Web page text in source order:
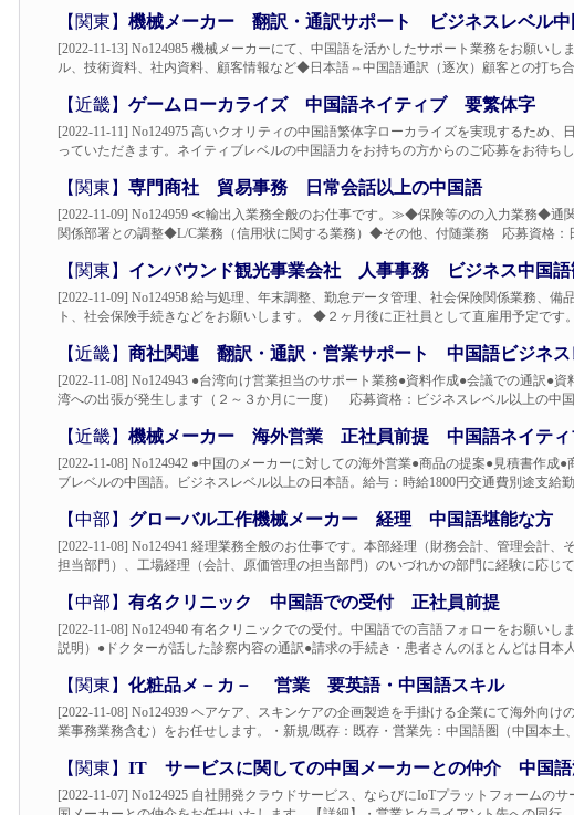
【関東】 機械メーカー 翻訳・通訳サポート ビジネスレベル中
[2022-11-13] No124985 機械メーカーにて、中国語を活かしたサポート業務をお願い
ル、技術資料、社内資料、顧客情報など◆日本語⇔中国語通訳（逐次）顧客との打ち
【近畿】 ゲームローカライズ 中国語ネイティブ 要繁体字
[2022-11-11] No124975 高いクオリティの中国語繁体字ローカライズを実現するため
っていただきます。ネイティブレベルの中国語力をお持ちの方からのご応募をお待ち
【関東】 専門商社 貿易事務 日常会話以上の中国語
[2022-11-09] No124959 ≪輸出入業務全般のお仕事です。≫◆保険等のの入力業務◆
関係部署との調整◆L/C業務（信用状に関する業務）◆その他、付随業務 応募資格：
【関東】 インバウンド観光事業会社 人事事務 ビジネス中国語
[2022-11-09] No124958 給与処理、年末調整、勤怠データ管理、社会保険関係業務、
ト、社会保険手続きなどをお願いします。 ◆２ヶ月後に正社員として直雇用予定で
【近畿】 商社関連 翻訳・通訳・営業サポート 中国語ビジネス
[2022-11-08] No124943 ●台湾向け営業担当のサポート業務●資料作成●会議での通訳●
湾への出張が発生します（２～３か月に一度） 応募資格：ビジネスレベル以上の中
【近畿】 機械メーカー 海外営業 正社員前提 中国語ネイティ
[2022-11-08] No124942 ●中国のメーカーに対しての海外営業●商品の提案●見積書作
ブレベルの中国語。ビジネスレベル以上の日本語。給与：時給1800円交通費別途支給
【中部】 グローバル工作機械メーカー 経理 中国語堪能な方
[2022-11-08] No124941 経理業務全般のお仕事です。本部経理（財務会計、管理会計
担当部門）、工場経理（会計、原価管理の担当部門）のいづれかの部門に経験に応じ
【中部】 有名クリニック 中国語での受付 正社員前提
[2022-11-08] No124940 有名クリニックでの受付。中国語での言語フォローをお願い
説明）●ドクターが話した診察内容の通訳●請求の手続き・患者さんのほとんどは日本
【関東】 化粧品メ－カ－ 営業 要英語・中国語スキル
[2022-11-08] No124939 ヘアケア、スキンケアの企画製造を手掛ける企業にて海外向
業事務業務含む）をお任せします。・新規/既存：既存・営業先：中国語圏（中国本土
【関東】 IT サービスに関しての中国メーカーとの仲介 中国語
[2022-11-07] No124925 自社開発クラウドサービス、ならびにIoTプラットフォームの